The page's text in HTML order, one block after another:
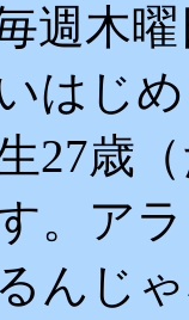
週木
はじ
27歳
。ア
んじ